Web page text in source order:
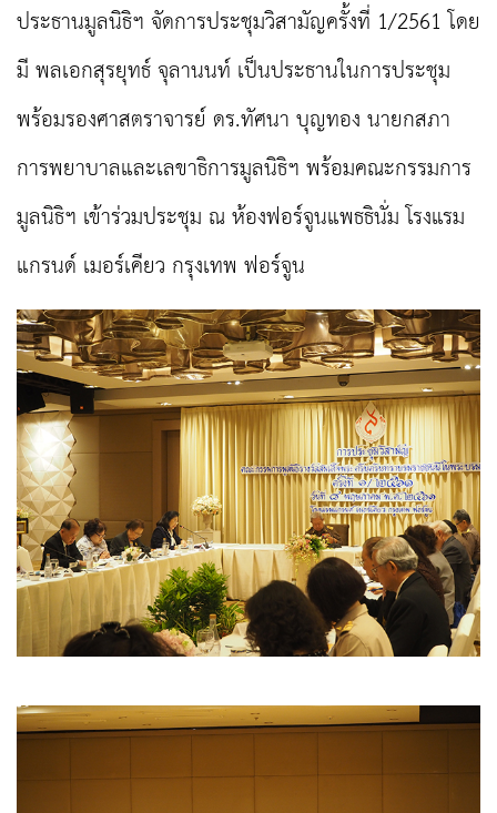
ประธานมูลนิธิฯ จัดการประชุมวิสามัญครั้งที่ 1/2561 โดย
มี พลเอกสุรยุทธ์ จุลานนท์ เป็นประธานในการประชุม
พร้อมรองศาสตราจารย์ ดร.ทัศนา บุญทอง นายกสภา
การพยาบาลและเลขาธิการมูลนิธิฯ พร้อมคณะกรรมการ
มูลนิธิฯ เข้าร่วมประชุม ณ ห้องฟอร์จูนแพธธินั่ม โรงแรม
แกรนด์ เมอร์เคียว กรุงเทพ ฟอร์จูน